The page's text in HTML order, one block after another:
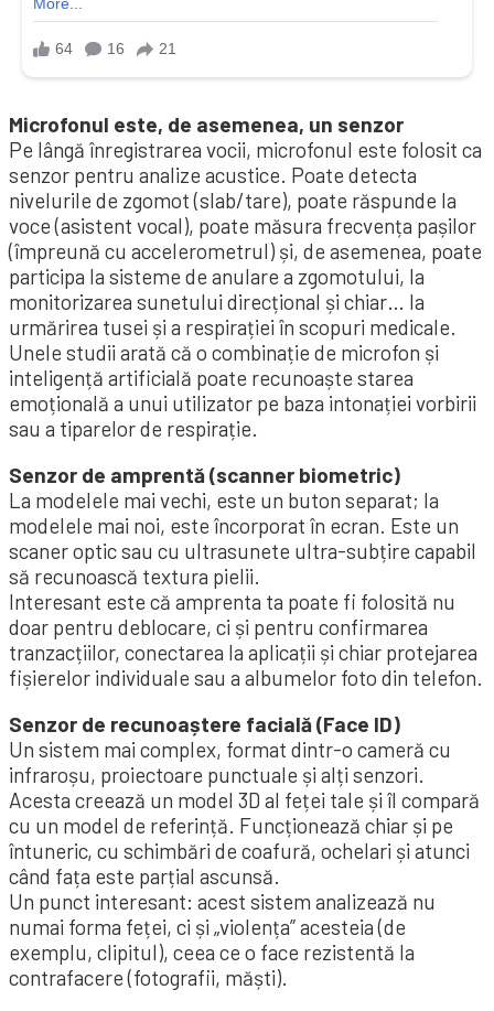
Microfonul este, de asemenea, un senzor
Pe lângă înregistrarea vocii, microfonul este folosit ca
senzor pentru analize acustice. Poate detecta
nivelurile de zgomot (slab/tare), poate răspunde la
voce (asistent vocal), poate măsura frecvența pașilor
(împreună cu accelerometrul) și, de asemenea, poate
participa la sisteme de anulare a zgomotului, la
monitorizarea sunetului direcțional și chiar… la
urmărirea tusei și a respirației în scopuri medicale.
Unele studii arată că o combinație de microfon și
inteligență artificială poate recunoaște starea
emoțională a unui utilizator pe baza intonației vorbirii
sau a tiparelor de respirație.
Senzor de amprentă (scanner biometric)
La modelele mai vechi, este un buton separat; la
modelele mai noi, este încorporat în ecran. Este un
scaner optic sau cu ultrasunete ultra-subțire capabil
să recunoască textura pielii.
Interesant este că amprenta ta poate fi folosită nu
doar pentru deblocare, ci și pentru confirmarea
tranzacțiilor, conectarea la aplicații și chiar protejarea
fișierelor individuale sau a albumelor foto din telefon.
Senzor de recunoaștere facială (Face ID)
Un sistem mai complex, format dintr-o cameră cu
infraroșu, proiectoare punctuale și alți senzori.
Acesta creează un model 3D al feței tale și îl compară
cu un model de referință. Funcționează chiar și pe
întuneric, cu schimbări de coafură, ochelari și atunci
când fața este parțial ascunsă.
Un punct interesant: acest sistem analizează nu
numai forma feței, ci și „violența” acesteia (de
exemplu, clipitul), ceea ce o face rezistentă la
contrafacere (fotografii, măști).